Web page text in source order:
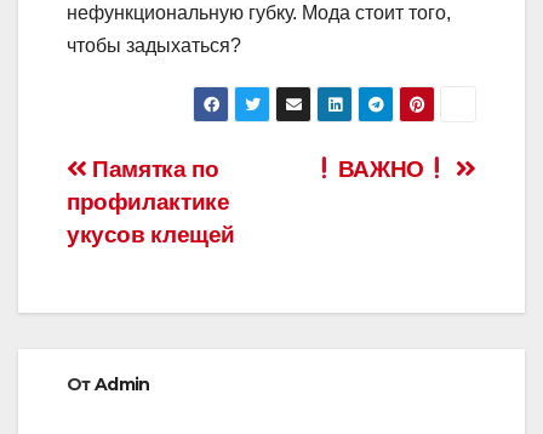
нефункциональную губку. Мода стоит того,
чтобы задыхаться?
Навигация
по
ВАЖНО
Памятка по
профилактике
укусов клещей
ОтAdmin